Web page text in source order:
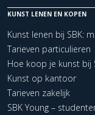
KUNST LENEN EN KOPEN
Kunst lenen bij SBK:
Tarieven particulieren
Hoe koop je kunst bij
Kunst op kantoor
Tarieven zakelijk
SBK Young –